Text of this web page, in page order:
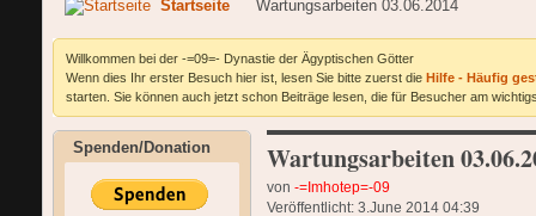
Startseite Wartungsarbeiten 03.06.2014
Willkommen bei der -=09=- Dynastie der Ägyptischen Götter
Wenn dies Ihr erster Besuch hier ist, lesen Sie bitte zuerst die Hilfe - Häufig
starten. Sie können auch jetzt schon Beiträge lesen, die für Besucher am
Spenden/Donation Wartungsarbeiten
von-=Imhotep=-09
Veröffentlicht: 3.June 2014 04:39